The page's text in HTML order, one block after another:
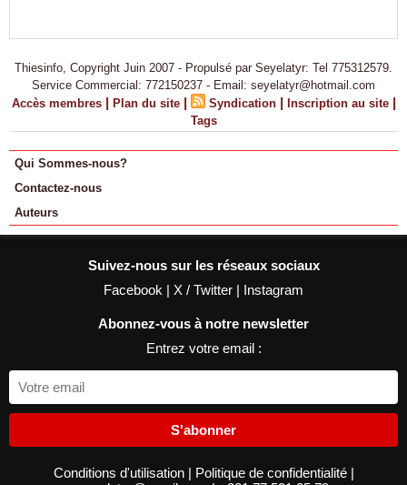
Thiesinfo, Copyright Juin 2007 - Propulsé par Seyelatyr: Tel 775312579.
Service Commercial: 772150237 - Email: seyelatyr@hotmail.com
Accès membres | Plan du site | Syndication | Inscription au site |
Tags
Qui Sommes-nous?
Contactez-nous
Auteurs
Suivez-nous sur les réseaux sociaux
Facebook | X / Twitter | Instagram
Abonnez-vous à notre newsletter
Entrez votre email :
S'abonner
Conditions d'utilisation | Politique de confidentialité |